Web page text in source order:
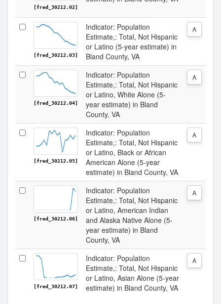
[fred_30212.02]
[fred_30212.03]
Indicator: Population
Estimate,: Total, Not Hispanic
or Latino (5-year estimate) in
Bland County, VA
A
[fred_30212.04]
Indicator: Population
Estimate,: Total, Not Hispanic
or Latino, White Alone (5-
year estimate) in Bland
County, VA
A
[fred_30212.05]
Indicator: Population
Estimate,: Total, Not Hispanic
or Latino, Black or African
American Alone (5-year
estimate) in Bland County, VA
A
[fred_30212.06]
Indicator: Population
Estimate,: Total, Not Hispanic
or Latino, American Indian
and Alaska Native Alone (5-
year estimate) in Bland
County, VA
A
[fred_30212.07]
Indicator: Population
Estimate,: Total, Not Hispanic
or Latino, Asian Alone (5-year
estimate) in Bland County, VA
A